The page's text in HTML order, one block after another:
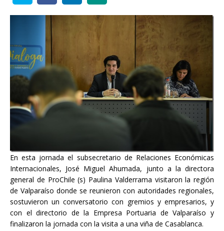
En esta jornada el subsecretario de Relaciones Económicas
Internacionales, José Miguel Ahumada, junto a la directora
general de ProChile (s) Paulina Valderrama visitaron la región
de Valparaíso donde se reunieron con autoridades regionales,
sostuvieron un conversatorio con gremios y empresarios, y
con el directorio de la Empresa Portuaria de Valparaíso y
finalizaron la jornada con la visita a una viña de Casablanca.